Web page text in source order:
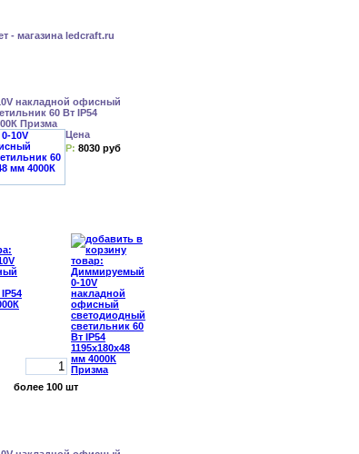
накладной офисный
60 Вт IP54
Призма
Цена
Р: 8030 руб
более 100 шт